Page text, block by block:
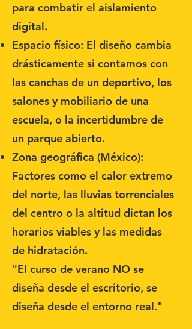
para combatir el aislamiento
digital.
Espacio físico: El diseño cambia
drásticamente si contamos con
las canchas de un deportivo, los
salones y mobiliario de una
escuela, o la incertidumbre de
un parque abierto.
Zona geográfica (México):
Factores como el calor extremo
del norte, las lluvias torrenciales
del centro o la altitud dictan los
horarios viables y las medidas
de hidratación.
"El curso de verano NO se
diseña desde el escritorio, se
diseña desde el entorno real."